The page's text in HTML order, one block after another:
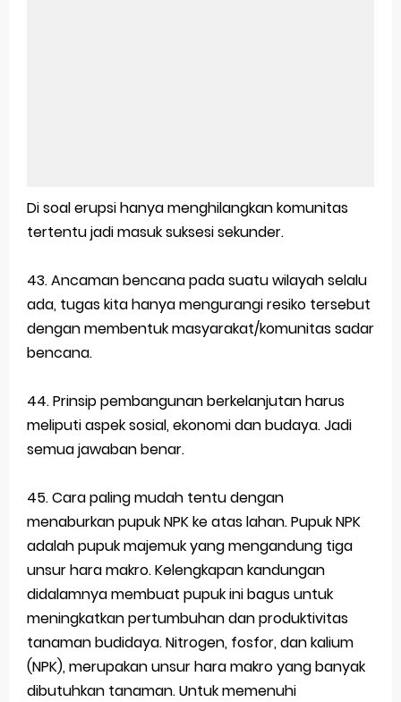
Di soal erupsi hanya menghilangkan komunitas
tertentu jadi masuk suksesi sekunder.
43. Ancaman bencana pada suatu wilayah selalu
ada, tugas kita hanya mengurangi resiko tersebut
dengan membentuk masyarakat/komunitas sadar
bencana.
44. Prinsip pembangunan berkelanjutan harus
meliputi aspek sosial, ekonomi dan budaya. Jadi
semua jawaban benar.
45. Cara paling mudah tentu dengan
menaburkan pupuk NPK ke atas lahan. Pupuk NPK
adalah pupuk majemuk yang mengandung tiga
unsur hara makro. Kelengkapan kandungan
didalamnya membuat pupuk ini bagus untuk
meningkatkan pertumbuhan dan produktivitas
tanaman budidaya. Nitrogen, fosfor, dan kalium
(NPK), merupakan unsur hara makro yang banyak
dibutuhkan tanaman. Untuk memenuhi